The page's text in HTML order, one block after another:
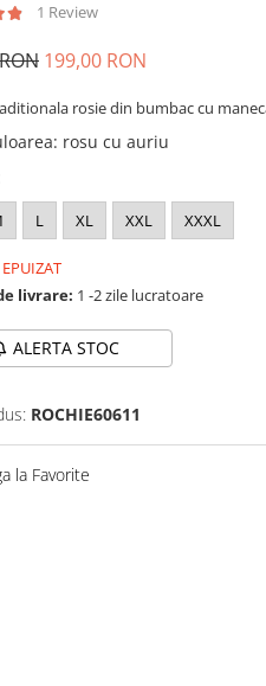
1 Review
199,00 RON
rosie din bumbac cu
: rosu cu auriu
L XL XXL XXXL
livrare: 1 -2 zile lucratoare
ALERTA STOC
ROCHIE60611
la Favorite